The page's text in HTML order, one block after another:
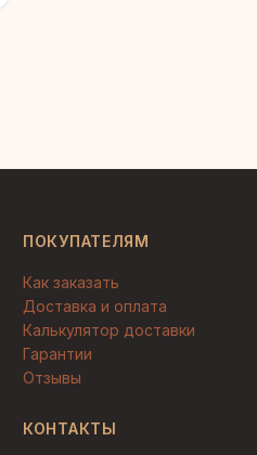
ПОКУПАТЕЛЯМ
Как заказать
Доставка и оплата
Калькулятор доставки
Гарантии
Отзывы
КОНТАКТЫ